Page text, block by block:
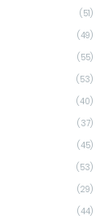
(51)
(49)
(55)
(53)
(40)
(37)
(45)
(53)
(29)
(44)